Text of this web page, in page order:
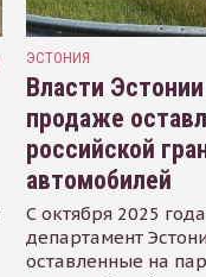
ЭСТОНИЯ
Власти
продаже
российской
автомобилей
С октября 2025
департамент
оставленные на